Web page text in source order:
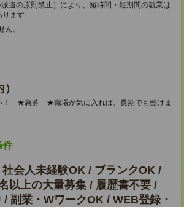
遣の原則禁止）により、短時間・短期間の就業は
ります
ん。
！ ★急募 ★職場が気に入れば、長期でも働けま
件
会人未経験OK / ブランクOK /
以上の大量募集 / 履歴書不要 /
副業・WワークOK / WEB登録・